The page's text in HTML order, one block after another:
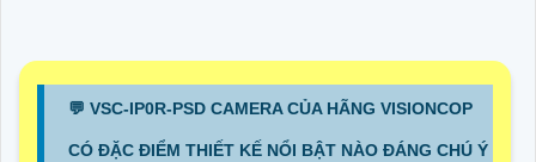
️💬 VSC-IP0R-PSD CAMERA CỦA HÃNG VISIONCOP
CÓ ĐẶC ĐIỂM THIẾT KẾ NỔI BẬT NÀO ĐÁNG CHÚ Ý